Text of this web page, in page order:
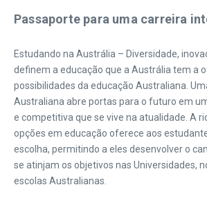
Passaporte para uma carreira
Estudando na Austrália – Diversidade,
definem a educação que a Austrália tem a
possibilidades da educação Australiana.
Australiana abre portas para o futuro em
e competitiva que se vive na atualidade. A
opções em educação oferece aos
escolha, permitindo a eles desenvolver o
se atinjam os objetivos nas Universidades,
escolas Australianas.